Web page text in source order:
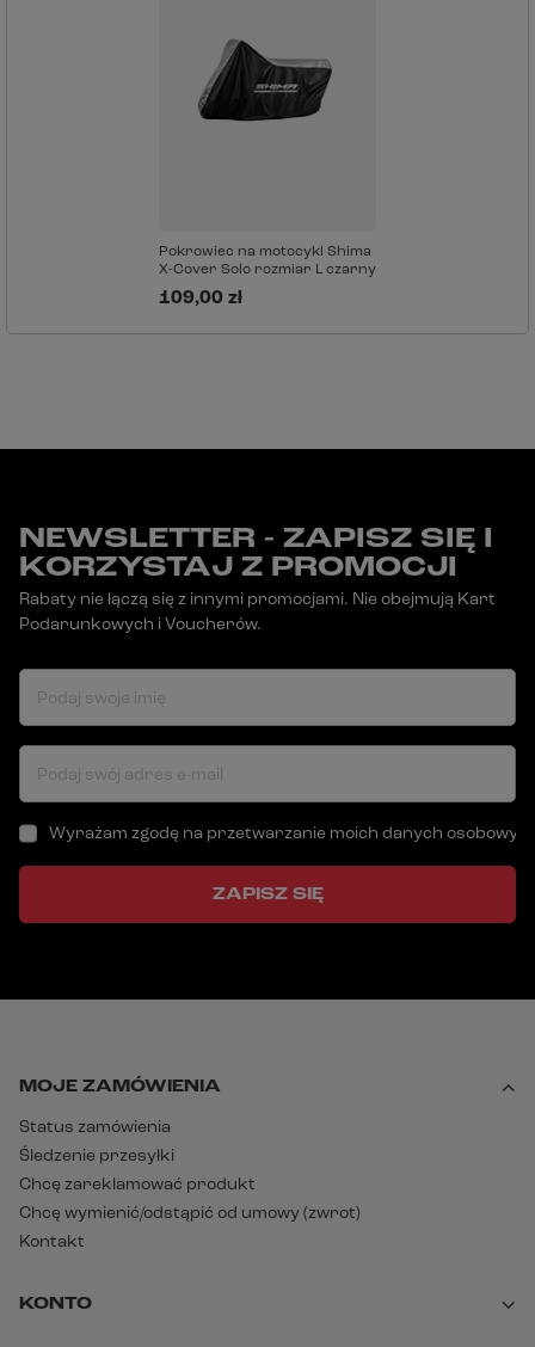
Pokrowiec na motocykl Shima
X-Cover Solo rozmiar L czarny
109,00 zł
NEWSLETTER - ZAPISZ SIĘ I
KORZYSTAJ Z PROMOCJI
Rabaty nie łączą się z innymi promocjami. Nie obejmują Kart
Podarunkowych i Voucherów.
Podaj swoje imię
Podaj swój adres e-mail
Wyrażam zgodę na przetwarzanie moich danych
ZAPISZ SIĘ
MOJE ZAMÓWIENIA
Status zamówienia
Śledzenie przesyłki
Chcę zareklamować produkt
Chcę wymienić/odstąpić od umowy (zwrot)
Kontakt
KONTO